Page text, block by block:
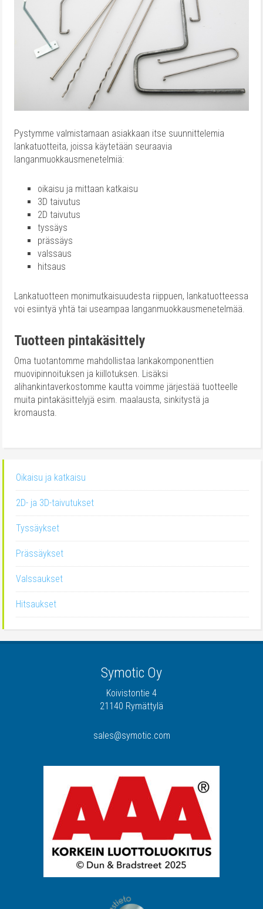
Pystymme valmistamaan asiakkaan itse suunnittelemia
lankatuotteita, joissa käytetään seuraavia
langanmuokkausmenetelmiä:
oikaisu ja mittaan katkaisu
3D taivutus
2D taivutus
tyssäys
prässäys
valssaus
hitsaus
Lankatuotteen monimutkaisuudesta riippuen, lankatuotteessa
voi esiintyä yhtä tai useampaa langanmuokkausmenetelmää.
Tuotteen pintakäsittely
Oma tuotantomme mahdollistaa lankakomponenttien
muovipinnoituksen ja kiillotuksen. Lisäksi
alihankintaverkostomme kautta voimme järjestää tuotteelle
muita pintakäsittelyjä esim. maalausta, sinkitystä ja
kromausta.
Oikaisu ja katkaisu
2D- ja 3D-taivutukset
Tyssäykset
Prässäykset
Valssaukset
Hitsaukset
Symotic Oy
Koivistontie 4
21140 Rymättylä
sales@symotic.com